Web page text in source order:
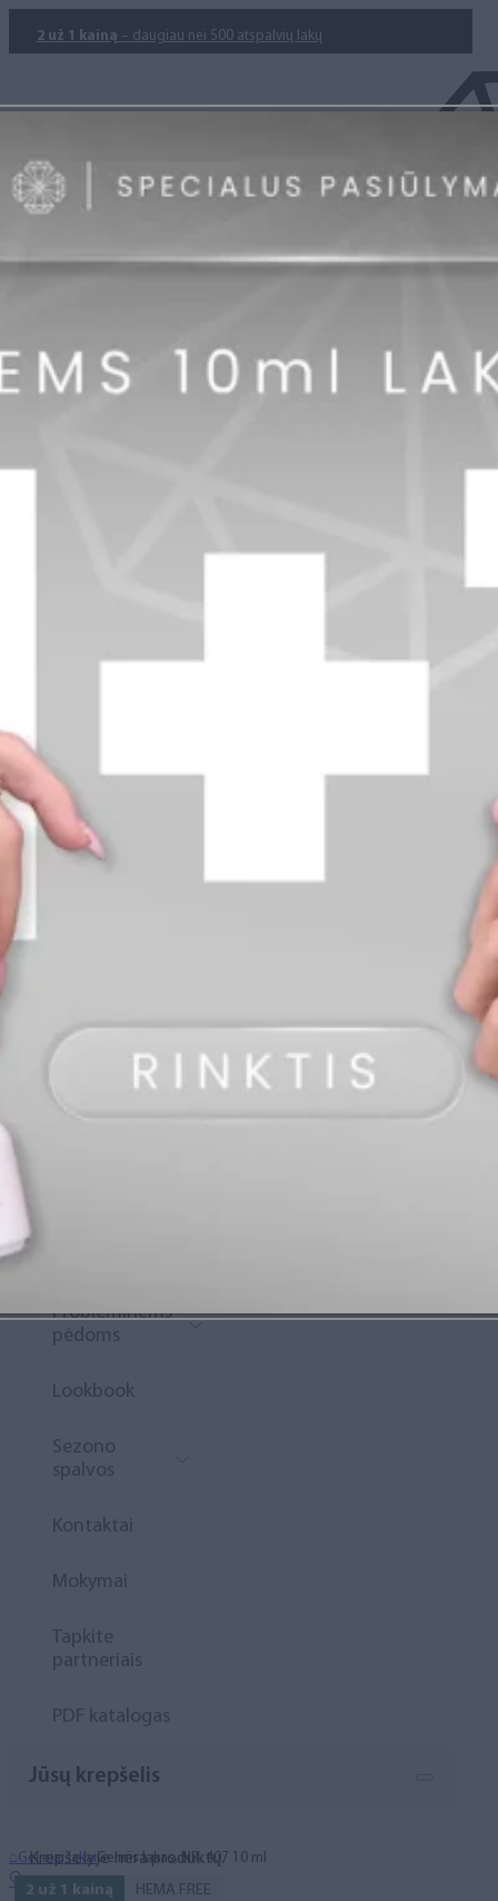
2 už 1 kainą – daugiau nei 500 atspalvių lakų
info@diamondline.lt
Prisijungti
Rewards“
Probleminėms
pėdoms
Lookbook
Sezono
spalvos
Kontaktai
Mokymai
Tapkite
partneriais
PDF katalogas
Jūsų krepšelis
Krepšelyje nėra produktų.
⌂Geliniai lakai Gelinis lakas, NR. 407 10 ml
2 už 1 kainą HEMA FREE
🔍